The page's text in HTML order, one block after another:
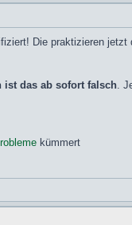
Die praktizieren
ist das ab sofort falsch.
kümmert